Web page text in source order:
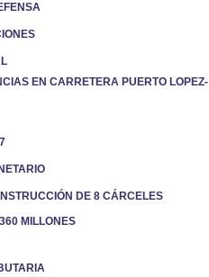
EN CARRETERA PUERTO LOPEZ-
DE 8 CÁRCELES
MILLONES